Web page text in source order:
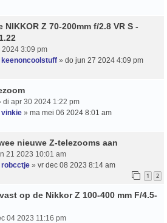
NIKKOR Z 70-200mm f/2.8 VR S -
3:09 pm
keenoncoolstuff » do jun 27 2024 4:09 pm
di apr 30 2024 1:22 pm
vinkie » ma mei 06 2024 8:01 am
nieuwe Z-telezooms aan
21 2023 10:01 am
robcctje » vr dec 08 2023 8:14 am
1 2
op de Nikkor Z 100-400 mm F/4.5-
04 2023 11:16 pm